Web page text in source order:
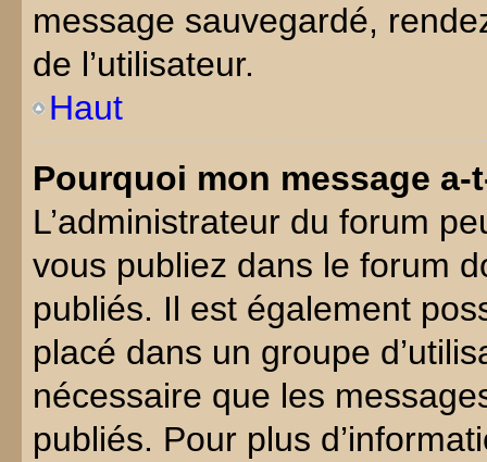
message sauvegardé,
de l’utilisateur.
Haut
Pourquoi mon message
L’administrateur du forum
vous publiez dans le forum
publiés. Il est également
placé dans un groupe
nécessaire que les
publiés. Pour plus